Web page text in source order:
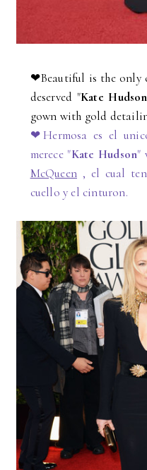
❤Beautiful is the only
deserved "Kate Hudson
gown with gold
❤Hermosa es el
merece "Kate Hudson"
McQueen, el cual
cuello y el cinturon.